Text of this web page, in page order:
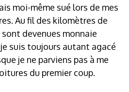
moi-même sué lors de mes
Au fil des kilomètres de
devenues monnaie
suis toujours autant agacé
je ne parviens pas à me
du premier coup.